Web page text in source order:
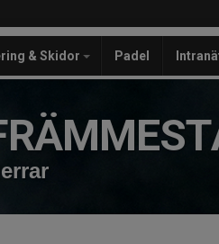
& Skidor Padel